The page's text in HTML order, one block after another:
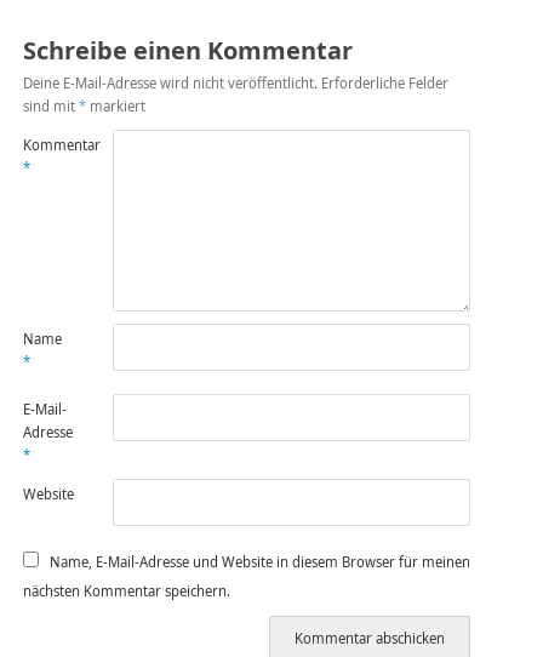
Schreibe einen Kommentar
Deine E-Mail-Adresse wird nicht veröffentlicht. Erforderliche Felder
sind mit *markiert
Kommentar
*
Name
*
E-Mail-
Adresse
*
Website
Name, E-Mail-Adresse und Website in diesem Browser für meinen
nächsten Kommentar speichern.